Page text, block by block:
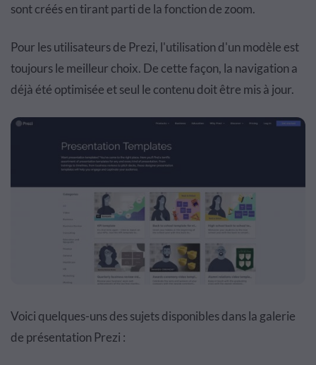
sont créés en tirant parti de la fonction de zoom.
Pour les utilisateurs de Prezi, l'utilisation d'un modèle est
toujours le meilleur choix. De cette façon, la navigation a
déjà été optimisée et seul le contenu doit être mis à jour.
Voici quelques-uns des sujets disponibles dans la galerie
de présentation Prezi :